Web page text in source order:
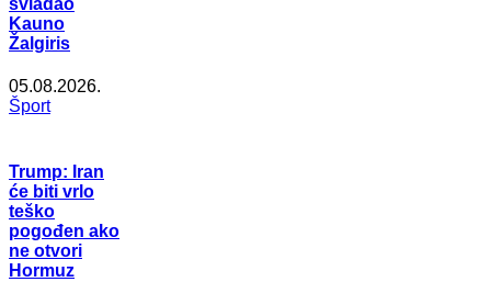
Kauno
Žalgiris
05.08.2026.
Šport
Trump: Iran
će biti vrlo
teško
pogođen ako
ne otvori
Hormuz